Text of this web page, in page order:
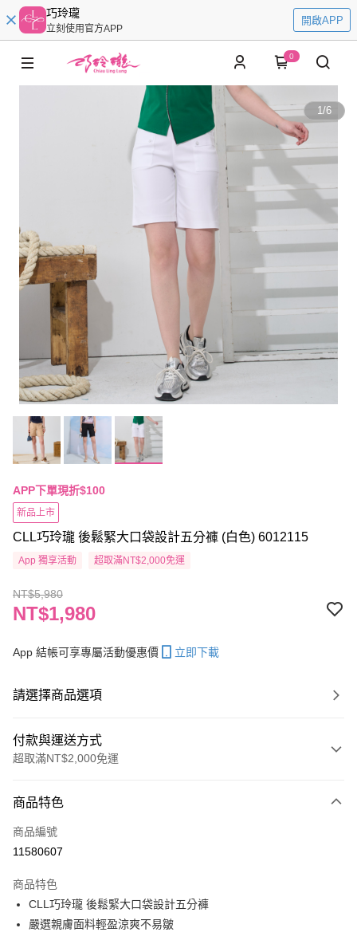
巧玲瓏
立刻使用官方APP
開啟APP
0
1/6
APP下單現折$100
新品上市
CLL巧玲瓏 後鬆緊大口袋設計五分褲 (白色) 6012115
App 獨享活動 超取滿NT$2,000免運
NT$5,980
NT$1,980
App 結帳可享專屬活動優惠價 立即下載
請選擇商品選項
付款與運送方式
超取滿NT$2,000免運
信用卡一次付款
信用卡分期付款
合作金庫商業銀行
華南商業銀行
彰化商業銀行
上海商業儲蓄銀行
超商取貨付款
LINE Pay
商品特色
商品編號
11580607
商品特色
CLL巧玲瓏 後鬆緊大口袋設計五分褲
嚴選親膚面料輕盈涼爽不易皺